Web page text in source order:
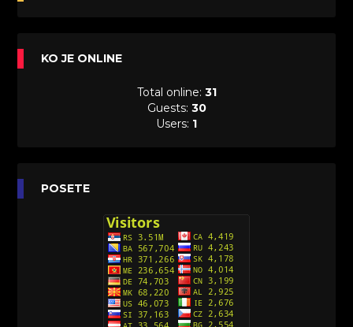
Sinhronizovano na Srpski
A.T.O.M. (Alpha Teens On Machines)
Sinhronizovano na Hrvatski
Anatane: Saving the Children of Okura
Avanture Kida Opasnost (Sinhronizovano na
Action Man (Sinhronizovano na Hrvatski)
Action Man (2000) Sinhronizovano na Hrvatski
KO JE ONLINE
Total online: 31
Guests: 30
Users: 1
POSETE